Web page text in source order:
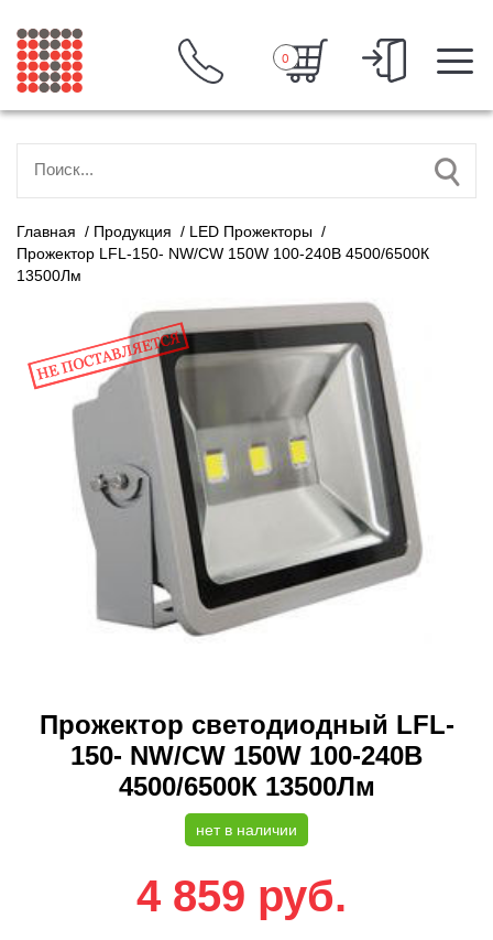
0
Главная / Продукция / LED Прожекторы /
Прожектор LFL-150- NW/CW 150W 100-240В 4500/6500К
13500Лм
Прожектор светодиодный LFL-
150- NW/CW 150W 100-240В
4500/6500К 13500Лм
нет в наличии
4 859 руб.